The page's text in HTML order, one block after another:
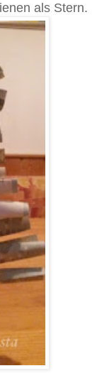
als Stern.